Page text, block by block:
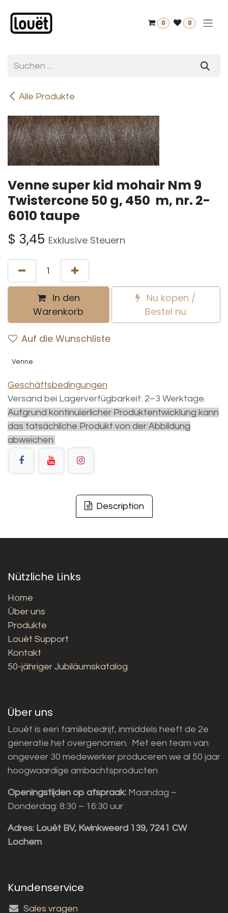
0 0
Alle Produkte
Venne super kid mohair Nm 9
Twistercone 50 g, 450 m, nr. 2-
6010 taupe
$ 3,45 Exklusive Steuern
In den
Warenkorb
Nu kopen /
Bestel nu
Auf die Wunschliste
Venne
Geschäftsbedingungen
Versand bei Lagerverfügbarkeit: 2–3 Werktage.
Aufgrund kontinuierlicher Produktentwicklung kann
das tatsächliche Produkt von der Abbildung
abweichen.
Description
Nützliche Links
Home
Über uns
Produkte
Louët Support
Kontakt
50-jähriger Jubiläumskatalog
Über uns
Louët is een familiebedrijf, inmiddels heeft de 2e
generatie het overgenomen. Met een team van
ongeveer 30 medewerker produceren we al 50 jaar
hoogwaardige ambachtsproducten
Openingstijden op afspraak: Maandag –
Donderdag: 8:30 – 16:30 uur
Adres: Louët BV, Kwinkweerd 139, 7241 CW
Lochem
Kundenservice
Sales vragen